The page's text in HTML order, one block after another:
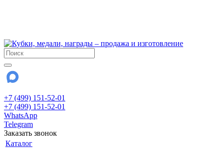
+7 (499) 151-52-01
+7 (499) 151-52-01
WhatsApp
Telegram
Заказать звонок
Каталог